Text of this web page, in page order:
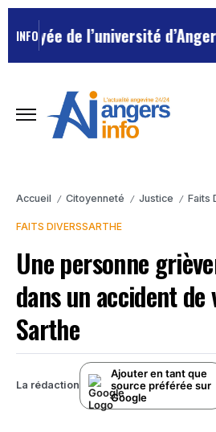
INFOde l’université d’Angers
Accueil / Citoyenneté / Justice / Faits
FAITS DIVERSSARTHE
Une personne
dans un accident
Sarthe
La rédaction
Ajouter en tant que
source préférée sur
Google